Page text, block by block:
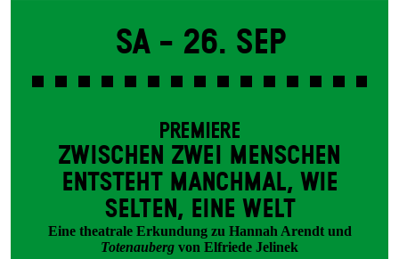
Sa - 26. Sep
PREMIERE
ZWISCHEN ZWEI MENSCHEN
ENT­STEHT MANCH­MAL, WIE
SELTEN, EINE WELT
Eine theatrale Erkundung zu Hannah Arendt und
Totenauberg von Elfriede Jelinek